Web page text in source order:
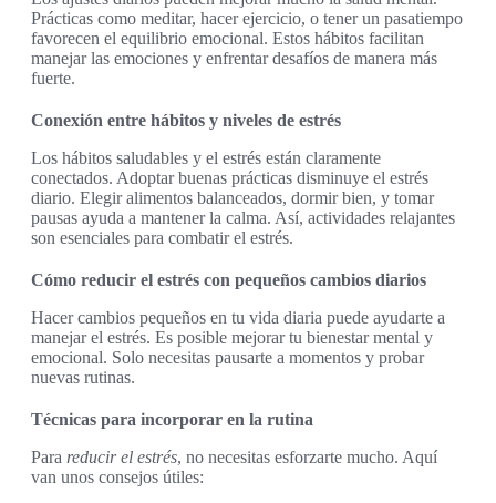
Prácticas como meditar, hacer ejercicio, o tener un pasatiempo
favorecen el equilibrio emocional. Estos hábitos facilitan
manejar las emociones y enfrentar desafíos de manera más
fuerte.
Conexión entre hábitos y niveles de estrés
Los hábitos saludables y el estrés están claramente
conectados. Adoptar buenas prácticas disminuye el estrés
diario. Elegir alimentos balanceados, dormir bien, y tomar
pausas ayuda a mantener la calma. Así, actividades relajantes
son esenciales para combatir el estrés.
Cómo reducir el estrés con pequeños cambios diarios
Hacer cambios pequeños en tu vida diaria puede ayudarte a
manejar el estrés. Es posible mejorar tu bienestar mental y
emocional. Solo necesitas pausarte a momentos y probar
nuevas rutinas.
Técnicas para incorporar en la rutina
Para reducir el estrés, no necesitas esforzarte mucho. Aquí
van unos consejos útiles: